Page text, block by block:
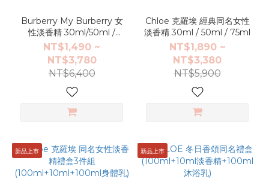
Burberry My Burberry 女
性淡香精 30ml/50ml /
90ml
NT$1,490 ~
NT$3,780
NT$6,400
Chloe 克羅埃 經典同名女性
淡香精 30ml / 50ml / 75ml
NT$1,890 ~
NT$3,380
NT$5,900
新品上市 新品上市